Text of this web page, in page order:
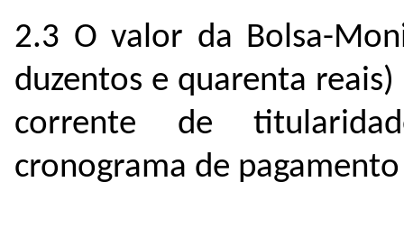
2.3 O valor da Bolsa-
duzentos e quarenta
corrente de
cronograma de